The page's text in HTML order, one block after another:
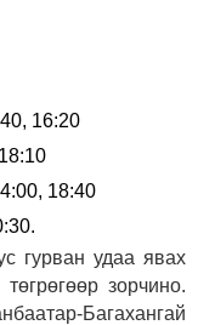
16:20
18:40
гурван удаа явах
зорчино.
Багахангай